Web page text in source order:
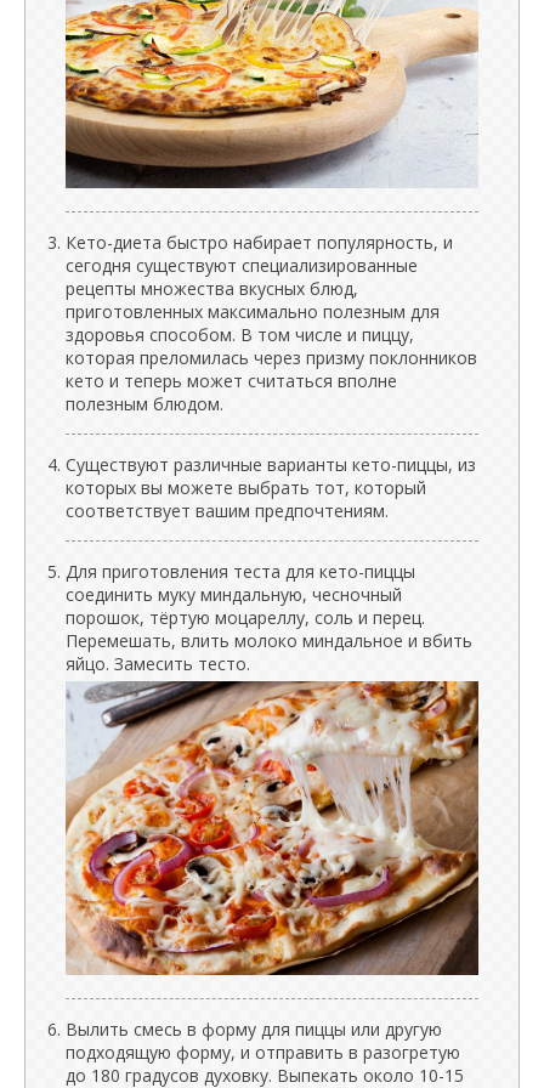
Кето-диета быстро набирает популярность, и
сегодня существуют специализированные
рецепты множества вкусных блюд,
приготовленных максимально полезным для
здоровья способом. В том числе и пиццу,
которая преломилась через призму поклонников
кето и теперь может считаться вполне
полезным блюдом.
Существуют различные варианты кето-пиццы, из
которых вы можете выбрать тот, который
соответствует вашим предпочтениям.
Для приготовления теста для кето-пиццы
соединить муку миндальную, чесночный
порошок, тёртую моцареллу, соль и перец.
Перемешать, влить молоко миндальное и вбить
яйцо. Замесить тесто.
Вылить смесь в форму для пиццы или другую
подходящую форму, и отправить в разогретую
до 180 градусов духовку. Выпекать около 10-15